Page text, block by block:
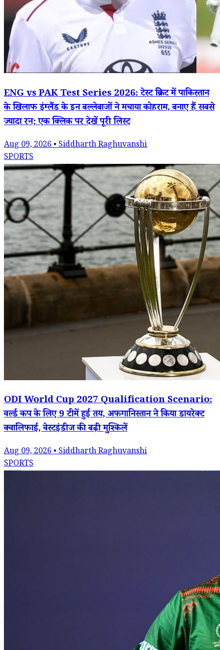
ENG vs PAK Test Series 2026: टेस्ट क्रिकेट में पाकिस्तान
के खिलाफ इंग्लैंड के इन बल्लेबाजों ने मचाया कोहराम, बनाए हैं सबसे
ज्यादा रन; एक क्लिक पर देखें पूरी लिस्ट
Aug 09, 2026 • Siddharth Raghuvanshi
SPORTS
ODI World Cup 2027 Qualification Scenario:
वर्ल्ड कप के लिए 9 टीमें हुईं तय, अफगानिस्तान ने किया डायरेक्ट
क्वालिफाई, वेस्टइंडीज की बढ़ी मुश्किलें
Aug 09, 2026 • Siddharth Raghuvanshi
SPORTS